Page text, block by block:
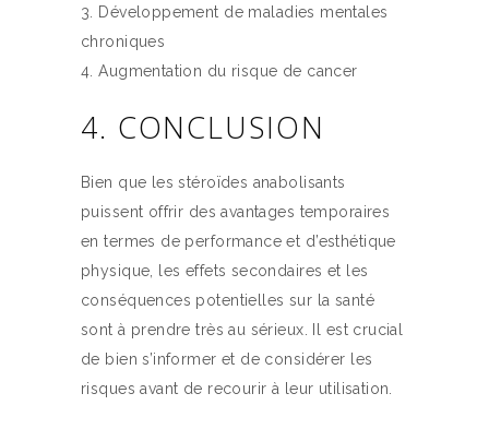
Développement de maladies mentales
chroniques
Augmentation du risque de cancer
4. CONCLUSION
Bien que les stéroïdes anabolisants
puissent offrir des avantages temporaires
en termes de performance et d’esthétique
physique, les effets secondaires et les
conséquences potentielles sur la santé
sont à prendre très au sérieux. Il est crucial
de bien s’informer et de considérer les
risques avant de recourir à leur utilisation.